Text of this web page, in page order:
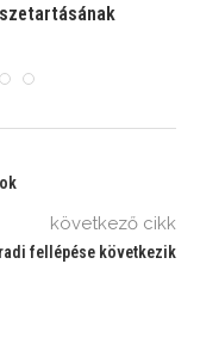
következő cikk
fellépése következik